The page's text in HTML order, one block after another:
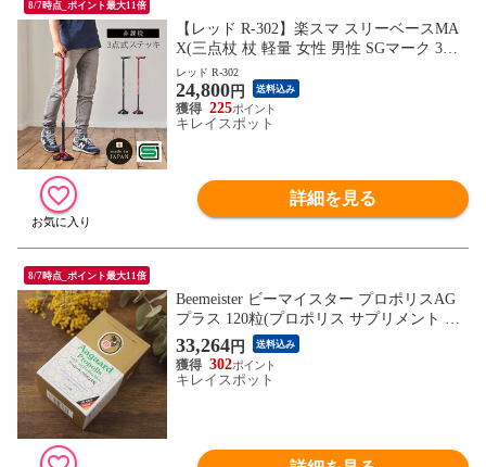
8/7時点_ポイント最大11倍
【レッド R-302】楽スマ スリーベースMA
X(三点杖 杖 軽量 女性 男性 SGマーク 3点
支え つえ 安定 シンプル おしゃれ 日本製
男性用)※1枚目の画像は代表イメージのた
め色・柄が異なる場合がございます。2枚
目以降で色・柄をご確認下さい。
レッド R-302
24,800円 送料込み
225
キレイスポット
詳細を見る
8/7時点_ポイント最大11倍
Beemeister ビーマイスター プロポリスAG
プラス 120粒(プロポリス サプリメント カ
プセル状 小さい 小さめ 飲みやすい 健康食
品 健康サプリ 健康サプリメント 栄養成分
健康 毎日 継続 続ける ドイツ 海外サプリ)
33,264円 送料込み
302
キレイスポット